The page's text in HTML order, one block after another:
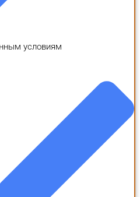
условиям